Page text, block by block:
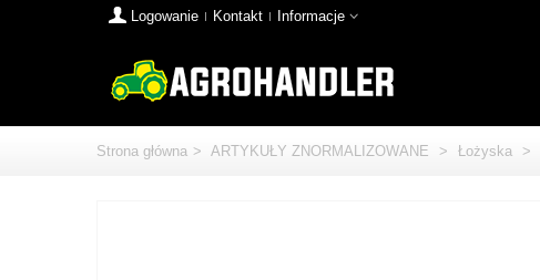
Logowanie Kontakt Informacje
Strona główna > ARTYKUŁY ZNORMALIZOWANE > Łożyska >